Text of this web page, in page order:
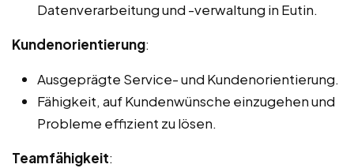
Datenverarbeitung und -verwaltung in Eutin.
Kundenorientierung:
Ausgeprägte Service- und Kundenorientierung.
Fähigkeit, auf Kundenwünsche einzugehen und
Probleme effizient zu lösen.
Teamfähigkeit: